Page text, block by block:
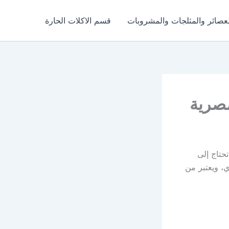
والمثلجات والمشروبات قسم الاكلات الحارة
إلى
ويعتبر من